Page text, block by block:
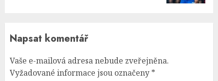
Napsat komentář
Vaše e-mailová adresa nebude zveřejněna.
Vyžadované informace jsou označeny *